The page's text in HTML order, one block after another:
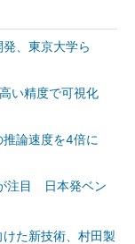
、東京大学ら
い精度で可視化
論速度を4倍に
注目 日本発ベン
た新技術、村田製